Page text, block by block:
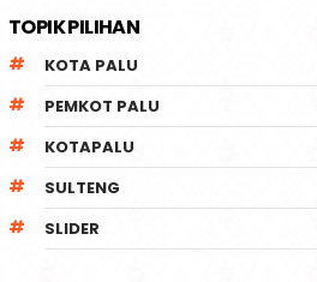
TOPIK PILIHAN
KOTA PALU
PEMKOT PALU
KOTAPALU
SULTENG
SLIDER